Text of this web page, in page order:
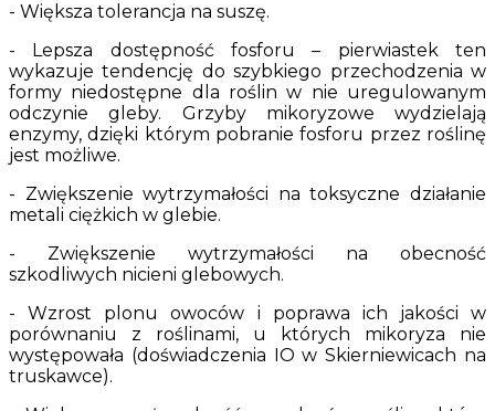
- Większa tolerancja na suszę.
- Lepsza dostępność fosforu – pierwiastek ten
wykazuje tendencję do szybkiego przechodzenia w
formy niedostępne dla roślin w nie uregulowanym
odczynie gleby. Grzyby mikoryzowe wydzielają
enzymy, dzięki którym pobranie fosforu przez roślinę
jest możliwe.
- Zwiększenie wytrzymałości na toksyczne działanie
metali ciężkich w glebie.
- Zwiększenie wytrzymałości na obecność
szkodliwych nicieni glebowych.
- Wzrost plonu owoców i poprawa ich jakości w
porównaniu z roślinami, u których mikoryza nie
występowała (doświadczenia IO w Skierniewicach na
truskawce).